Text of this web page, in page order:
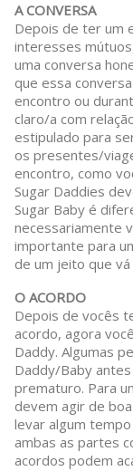
A CONVERSA
Depois de ter um
interesses
uma conversa
que essa
encontro ou
claro/a com
estipulado para
os presentes/
encontro, como
Sugar Daddies
Sugar Baby é
necessariamente
importante para
de um jeito que
O ACORDO
Depois de vocês
acordo, agora
Daddy. Algumas
Daddy/Baby
prematuro. Para
devem agir de
levar algum
ambas as partes
acordos podem